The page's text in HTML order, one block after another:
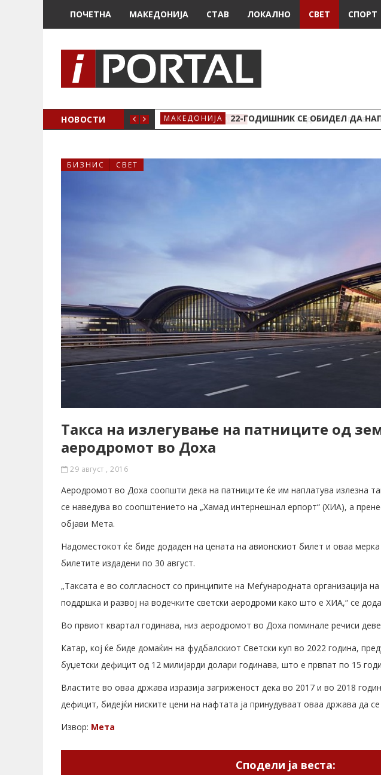
ПОЧЕТНА МАКЕДОНИЈА СТАВ ЛОКАЛНО СВЕТ СПОРТ
НОВОСТИ
ЖЕНСКО ЗДРАВЈЕ ВО КРИВА ПАЛАНКА МАКЕДОНИЈА 22-ГОДИШНИК СЕ ОБИДЕЛ ДА
БИЗНИС СВЕТ
Такса на излегување на патниците од
аеродромот во Доха
29 август , 2016
Аеродромот во Доха соопшти дека на патниците ќе им наплатува излезна
се наведува во соопштението на „Хамад интернешнал ерпорт“ (ХИА), а
објави Мета.
Надоместокот ќе биде додаден на цената на авионскиот билет и оваа
билетите издадени по 30 август.
„Таксата е во солгласност со принципите на Меѓународната организација
поддршка и развој на водечките светски аеродроми како што е ХИА,“ се
Во првиот квартал годинава, низ аеродромот во Доха поминале речиси
Катар, кој ќе биде домаќин на фудбалскиот Светски куп во 2022 година,
буџетски дефицит од 12 милијарди долари годинава, што е првпат по 15
Властите во оваа држава изразија загриженост дека во 2017 и во 2018
дефицит, бидејќи ниските цени на нафтата ја принудуваат оваа држава да
Извор: Мета
Сподели ја веста: